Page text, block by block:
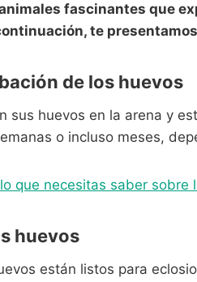
fascinantes que
te
de los huevos
sus huevos en la arena y
o incluso meses,
que necesitas saber sobre
huevos
están listos para